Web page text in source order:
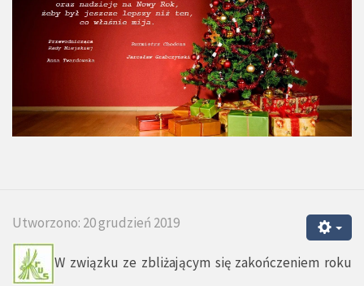
Utworzono: 20 grudzień 2019
W związku ze zbliżającym się zakończeniem roku